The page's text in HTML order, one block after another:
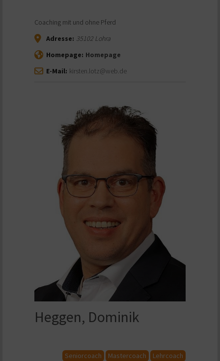
Coaching mit und ohne Pferd
Adresse: 35102 Lohra
Homepage: Homepage
E-Mail: kirsten.lotz@web.de
Heggen, Dominik
Seniorcoach Mastercoach Lehrcoach